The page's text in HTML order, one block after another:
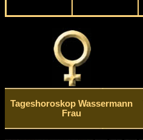
Tageshoroskop Wassermann
Frau